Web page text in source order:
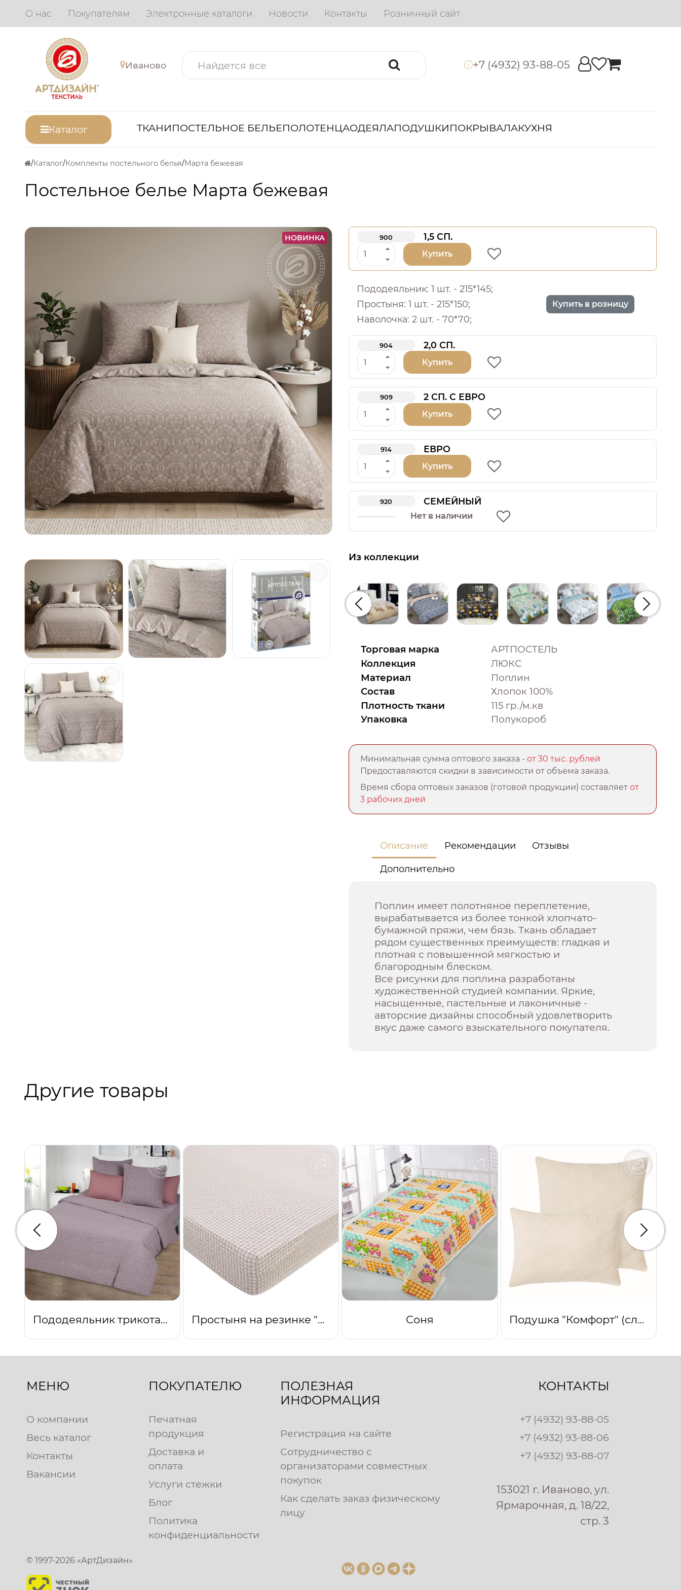
О нас Покупателям Электронные каталоги Новости Контакты Розничный сайт
Иваново i +7 (4932) 93-88-05
Каталог ТКАНИПОСТЕЛЬНОЕ БЕЛЬЕПОЛОТЕНЦАОДЕЯЛАПОДУШКИПОКРЫВАЛАКУХНЯ
Каталог Комплекты постельного белья Марта бежевая
Постельное белье Марта бежевая
НОВИНКА 900 1,5 СП.
Купить
Пододеяльник: 1 шт. - 215*145;
Простыня: 1 шт. - 215*150;
Наволочка: 2 шт. - 70*70;
Купить в розницу
904 2,0 СП.
Купить
909 2 СП. С ЕВРО
Купить
914 ЕВРО
Купить
920 СЕМЕЙНЫЙ
Нет в наличии
Из коллекции
Предыдущий
Торговая марка
АРТПОСТЕЛЬ
Коллекция
ЛЮКС
Материал
Поплин
Состав
Хлопок 100%
Плотность ткани
115 гр./м.кв
Упаковка
Полукороб
Минимальная сумма оптового заказа -от 30 тыс. рублей
Предоставляются скидки в зависимости от объема заказа.
Время сбора оптовых заказов (готовой продукции) составляетот
3 рабочих дней
Описание Рекомендации Отзывы
Дополнительно
Поплин имеет полотняное переплетение,
вырабатывается из более тонкой хлопчато-
бумажной пряжи, чем бязь. Ткань обладает
рядом существенных преимуществ: гладкая и
плотная с повышенной мягкостью и
благородным блеском.
Все рисунки для поплина разработаны
художественной студией компании. Яркие,
насыщенные, пастельные и лаконичные -
авторские дизайны способный удовлетворить
вкус даже самого взыскательного покупателя.
Другие товары
Пододеяльник трикотажный на молнии Лоза капучино Простыня на резинке "Италия" Соня Подушка "Комфорт" (сливки)
Предыдущий
МЕНЮ
О компании
Весь каталог
Контакты
Вакансии
ПОКУПАТЕЛЮ
Печатная
продукция
Доставка и
оплата
Услуги стежки
Блог
Политика
конфиденциальности
ПОЛЕЗНАЯ
ИНФОРМАЦИЯ
Регистрация на сайте
Сотрудничество с
организаторами совместных
покупок
Как сделать заказ физическому
лицу
КОНТАКТЫ
+7 (4932) 93-88-05
+7 (4932) 93-88-06
+7 (4932) 93-88-07
153021 г. Иваново, ул.
Ярмарочная, д. 18/22,
стр. 3
© 1997-2026 «АртДизайн»